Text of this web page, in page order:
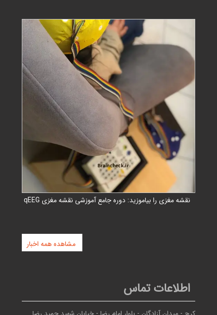
نقشه مغزی را بیاموزید: دوره جامع آموزشی نقشه مغزی qEEG
اطلاعات تماس